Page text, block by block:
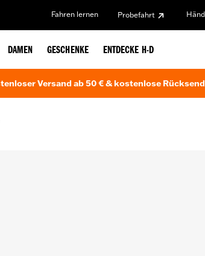
Fahren lernen Probefahrt
DAMEN GESCHENKE ENTDECKE H-D
Versand ab 50 € & kostenlose